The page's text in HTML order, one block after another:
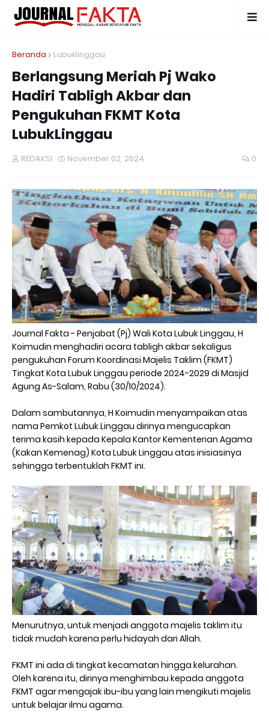
Beranda Lubuklinggau
Berlangsung Meriah Pj Wako
Hadiri Tabligh Akbar dan
Pengukuhan FKMT Kota
LubukLinggau
REDAKSI November 02, 2024 0
Journal Fakta - Penjabat (Pj) Wali Kota Lubuk Linggau, H
Koimudin menghadiri acara tabligh akbar sekaligus
pengukuhan Forum Koordinasi Majelis Taklim (FKMT)
Tingkat Kota Lubuk Linggau periode 2024-2029 di Masjid
Agung As-Salam, Rabu (30/10/2024).
Dalam sambutannya, H Koimudin menyampaikan atas
nama Pemkot Lubuk Linggau dirinya mengucapkan
terima kasih kepada Kepala Kantor Kementerian Agama
(Kakan Kemenag) Kota Lubuk Linggau atas inisiasinya
sehingga terbentuklah FKMT ini.
Menurutnya, untuk menjadi anggota majelis taklim itu
tidak mudah karena perlu hidayah dari Allah.
FKMT ini ada di tingkat kecamatan hingga kelurahan.
Oleh karena itu, dirinya menghimbau kepada anggota
FKMT agar mengajak ibu-ibu yang lain mengikuti majelis
untuk belajar ilmu agama.